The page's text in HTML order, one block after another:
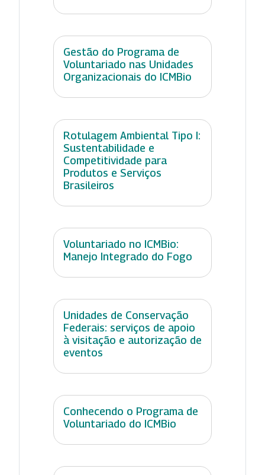
Gestão do Programa de
Voluntariado nas Unidades
Organizacionais do ICMBio
Rotulagem Ambiental Tipo I:
Sustentabilidade e
Competitividade para
Produtos e Serviços
Brasileiros
Voluntariado no ICMBio:
Manejo Integrado do Fogo
Unidades de Conservação
Federais: serviços de apoio
à visitação e autorização de
eventos
Conhecendo o Programa de
Voluntariado do ICMBio